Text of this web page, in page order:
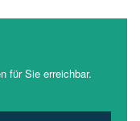
für Sie erreichbar.